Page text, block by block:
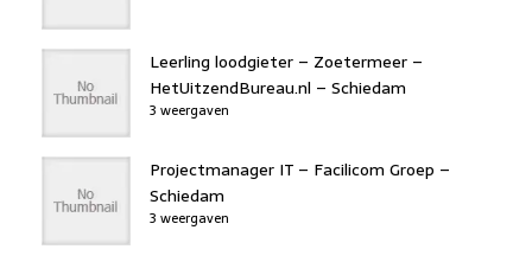
Leerling loodgieter – Zoetermeer –
HetUitzendBureau.nl – Schiedam
3 weergaven
Projectmanager IT – Facilicom Groep –
Schiedam
3 weergaven